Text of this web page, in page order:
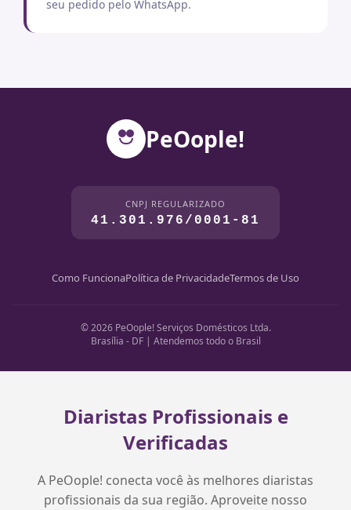
seu pedido pelo WhatsApp.
PeOople!
CNPJ REGULARIZADO
41.301.976/0001-81
Como FuncionaPolítica de PrivacidadeTermos de Uso
© 2026 PeOople! Serviços Domésticos Ltda.
Brasília - DF | Atendemos todo o Brasil
Diaristas Profissionais e
Verificadas
A PeOople! conecta você às melhores diaristas
profissionais da sua região. Aproveite nosso